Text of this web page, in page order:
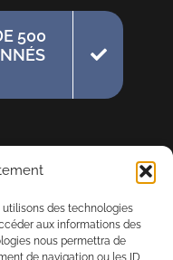
utilisons des technologies
aux informations des
nous permettra de
de navigation ou les ID
500